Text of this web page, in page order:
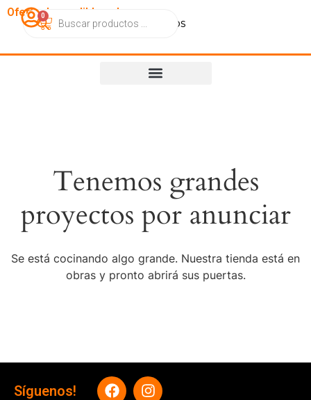
OfertasImperdibles.cl
CatálogoContactoNosotros
0
Tenemos grandes
proyectos por anunciar
Se está cocinando algo grande. Nuestra tienda está en
obras y pronto abrirá sus puertas.
Síguenos!